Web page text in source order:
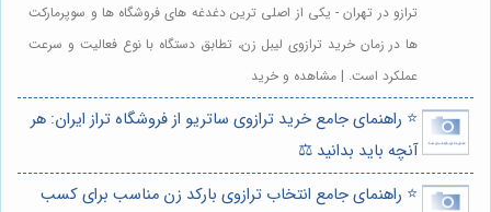
ترازو در تهران - یکی از اصلی ترین دغدغه های فروشگاه ها و سوپرمارکت
ها در زمان خرید ترازوی لیبل زن، تطابق دستگاه با نوع فعالیت و سرعت
عملکرد است. | مشاهده و خرید
⭐️ راهنمای جامع خرید ترازوی ساتریو از فروشگاه تراز ایران: هر
آنچه باید بدانید ⚖️
⭐️ راهنمای جامع انتخاب ترازوی بارکد زن مناسب برای کسب